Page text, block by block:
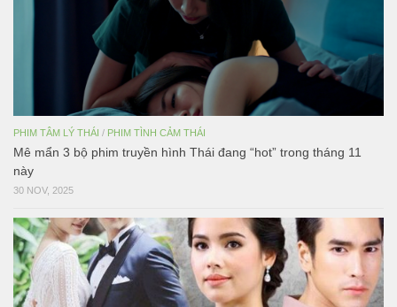
PHIM TÂM LÝ THÁI / PHIM TÌNH CẢM THÁI
Mê mẩn 3 bộ phim truyền hình Thái đang “hot” trong tháng 11
này
30 NOV, 2025